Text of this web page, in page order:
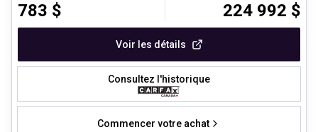
783 $ 224 992 $
Voir les détails
Consultez l'historique
Commencer votre achat